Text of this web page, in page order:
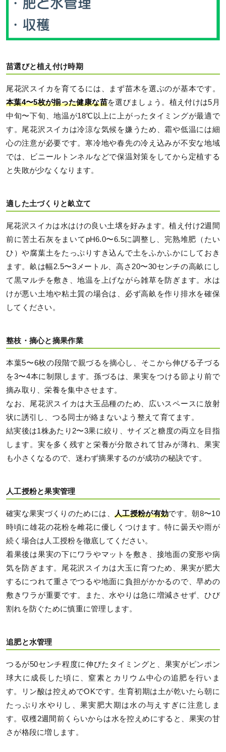
苗選びと植え付け時期
尾花沢スイカを育てるには、まず苗木を選ぶのが基本です。
本葉4〜5枚が揃った健康な苗を選びましょう。植え付けは5月
中旬〜下旬、地温が18℃以上に上がったタイミングが最適で
す。尾花沢スイカは冷涼な気候を嫌うため、霜や低温には細
心の注意が必要です。寒冷地や春先の冷え込みが不安な地域
では、ビニールトンネルなどで保温対策をしてから定植する
と失敗が少なくなります。
適した土づくりと畝立て
尾花沢スイカは水はけの良い土壌を好みます。植え付け2週間
前に苦土石灰をまいてpH6.0〜6.5に調整し、完熟堆肥（たい
ひ）や腐葉土をたっぷりすき込んで土をふかふかにしておき
ます。畝は幅2.5〜3メートル、高さ20〜30センチの高畝にし
て黒マルチを敷き、地温を上げながら雑草を防ぎます。水は
けが悪い土地や粘土質の場合は、必ず高畝を作り排水を確保
してください。
整枝・摘心と摘果作業
本葉5〜6枚の段階で親づるを摘心し、そこから伸びる子づる
を3〜4本に制限します。孫づるは、果実をつける節より前で
摘み取り、栄養を集中させます。
なお、尾花沢スイカは大玉品種のため、広いスペースに放射
状に誘引し、つる同士が絡まないよう整えて育てます。
結実後は1株あたり2〜3果に絞り、サイズと糖度の両立を目指
します。実を多く残すと栄養が分散されて甘みが薄れ、果実
も小さくなるので、迷わず摘果するのが成功の秘訣です。
人工授粉と果実管理
確実な果実づくりのためには、 人工授粉が有効です。朝8〜10
時頃に雄花の花粉を雌花に優しくつけます。特に曇天や雨が
続く場合は人工授粉を徹底してください。
着果後は果実の下にワラやマットを敷き、接地面の変形や病
気を防ぎます。尾花沢スイカは大玉に育つため、果実が肥大
するにつれて重さでつるや地面に負担がかかるので、早めの
敷きワラが重要です。また、水やりは急に増減させず、ひび
割れを防ぐために慎重に管理します。
追肥と水管理
つるが50センチ程度に伸びたタイミングと、果実がピンポン
球大に成長した頃に、窒素とカリウム中心の追肥を行いま
す。リン酸は控えめでOKです。生育初期は土が乾いたら朝に
たっぷり水やりし、果実肥大期は水の与えすぎに注意しま
す。収穫2週間前くらいからは水を控えめにすると、果実の甘
さが格段に増します。